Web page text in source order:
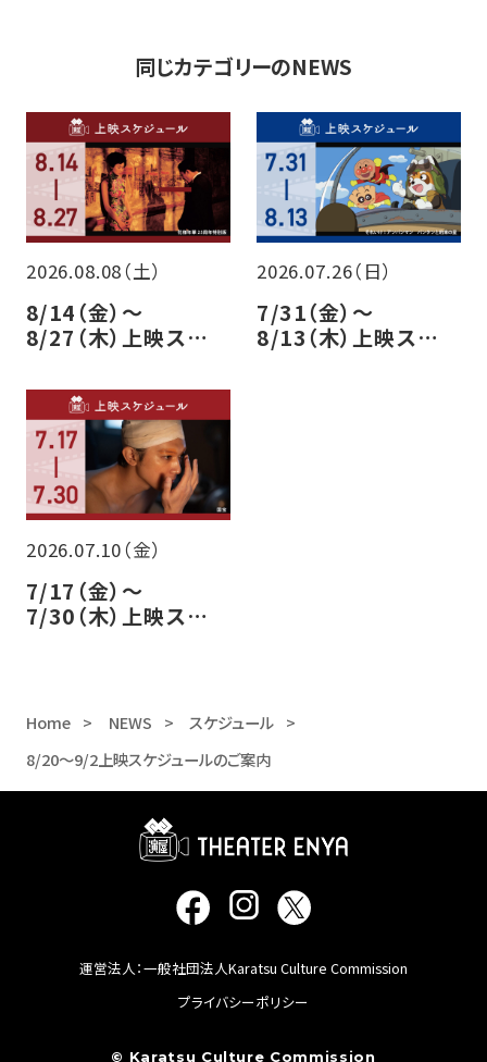
同じカテゴリーのNEWS
2026.08.08（土）
8/14（金）～
8/27（木）上映スケ
2026.07.26（日）
7/31（金）～
8/13（木）上映スケ
2026.07.10（金）
7/17（金）～
7/30（木）上映スケ
Home NEWS
スケジュール
8/20～9/2上映スケジュールのご案内
運営法人：一般社団法人Karatsu Culture Commission
プライバシーポリシー
© Karatsu Culture Commission